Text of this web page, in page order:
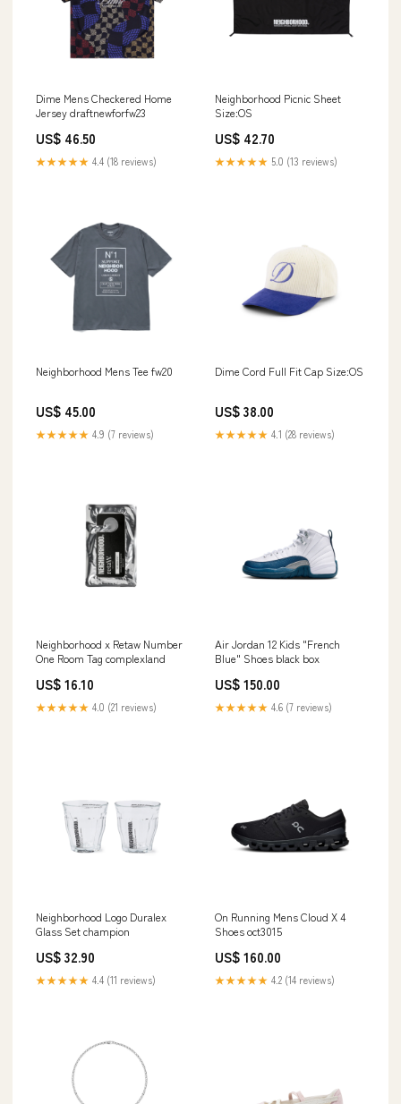
Dime Mens Checkered Home
Jersey draftnewforfw23
US$ 46.50
★★★★★ 4.4 (18 reviews)
Neighborhood Picnic Sheet
Size:OS
US$ 42.70
★★★★★ 5.0 (13 reviews)
Neighborhood Mens Tee fw20
US$ 45.00
★★★★★ 4.9 (7 reviews)
Dime Cord Full Fit Cap Size:OS
US$ 38.00
★★★★★ 4.1 (28 reviews)
Neighborhood x Retaw Number
One Room Tag complexland
US$ 16.10
★★★★★ 4.0 (21 reviews)
Air Jordan 12 Kids "French
Blue" Shoes black box
US$ 150.00
★★★★★ 4.6 (7 reviews)
Neighborhood Logo Duralex
Glass Set champion
US$ 32.90
★★★★★ 4.4 (11 reviews)
On Running Mens Cloud X 4
Shoes oct3015
US$ 160.00
★★★★★ 4.2 (14 reviews)